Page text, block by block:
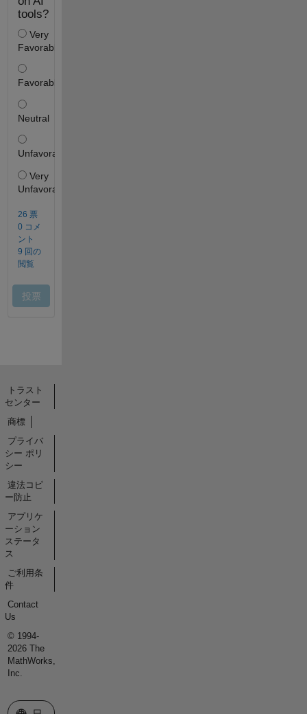
トラスト
センター
商標
プライバ
シー ポリ
シー
違法コピ
ー防止
アプリケ
ーション
ステータ
ス
ご利用条
件
Contact
Us
© 1994-
2026 The
MathWorks,
Inc.